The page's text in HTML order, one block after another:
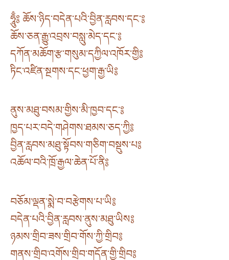
ཧཱུྃ༔ ཆོས་ཉིད་བདེན་པའི་བྱིན་རླབས་དང་༔
ཆོས་ཅན་རྒྱུ་འབྲས་བསླུ་མེད་དང་༔
དཀོན་མཆོག་རྩ་གསུམ་དཀྱིལ་འཁོར་གྱི༔
ཏིང་འཛིན་སྔགས་དང་ཕྱག་རྒྱ་ཡི༔
ནུས་མཐུ་བསམ་གྱིས་མི་ཁྱབ་དང་༔
ཁྱད་པར་བདེ་གཤེགས་ཐམས་ཅད་ཀྱི༔
བྱིན་རླབས་མཐུ་སྟོབས་གཅིག་བསྡུས་པ༔
འཆོལ་བའི་ཁྲོ་རྒྱལ་ཆེན་པོ་ནི༔
བཅོམ་ལྡན་སྨེ་བ་བརྩེགས་པ་ཡི༔
བདེན་པའི་བྱིན་རླབས་ནུས་མཐུ་ཡིས༔
ཉམས་གྲིབ་ཟས་གྲིབ་གོས་ཀྱི་གྲིབ༔
གནས་གྲིབ་འགོས་གྲིབ་གདོན་གྱི་གྲིབ༔